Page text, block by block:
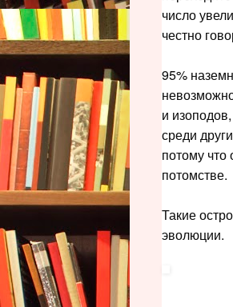
число
честно
95%
и
среди
потому что
потомстве.
Такие
эволюции.